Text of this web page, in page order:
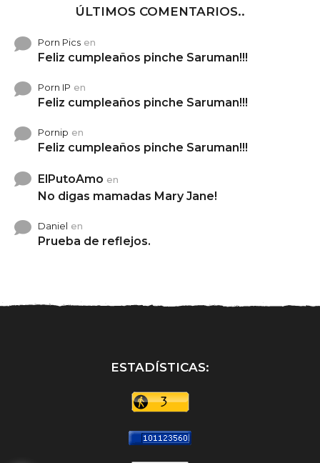
ÚLTIMOS COMENTARIOS..
Porn Pics en
Feliz cumpleaños pinche Saruman!!!
Porn IP en
Feliz cumpleaños pinche Saruman!!!
Pornip en
Feliz cumpleaños pinche Saruman!!!
ElPutoAmo en
No digas mamadas Mary Jane!
Daniel en
Prueba de reflejos.
ESTADÍSTICAS: